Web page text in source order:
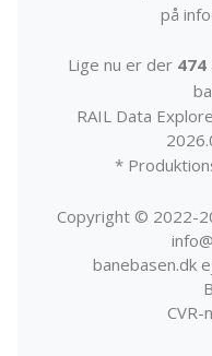
på
Lige nu er der 474
RAIL Data
*
Copyright © 2022-
banebasen.dk